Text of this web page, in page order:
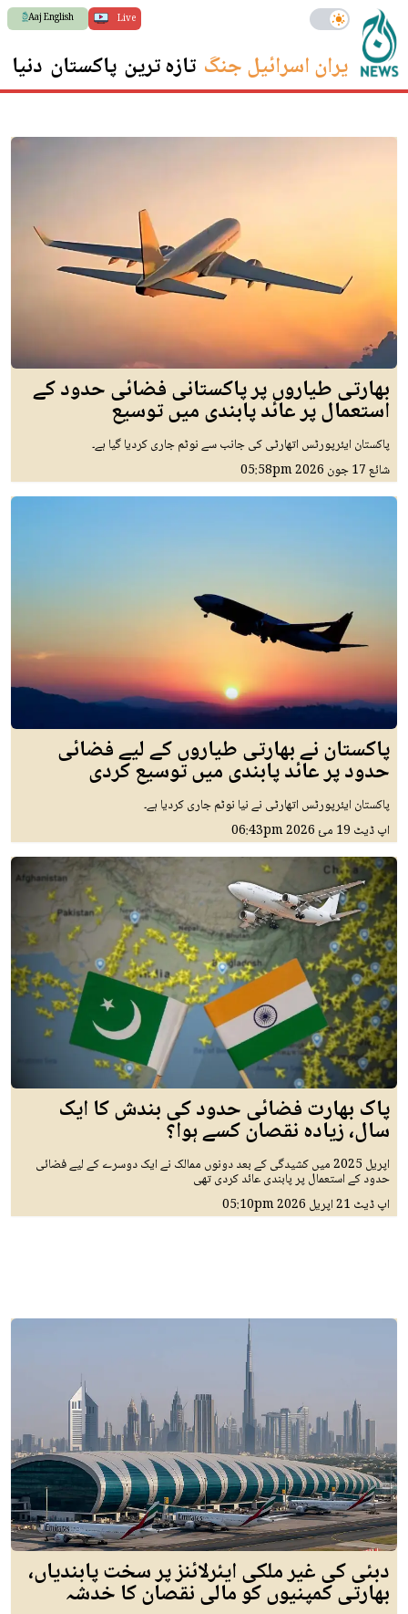
Live
Aaj English
ایران اسرائیل جنگ تازہ ترین پاکستان دنیا
بھارتی طیاروں پر پاکستانی فضائی حدود کے
استعمال پر عائد پابندی میں توسیع
پاکستان ایئرپورٹس اتھارٹی کی جانب سے نوٹم جاری کردیا گیا ہے۔
شائع17 جون 2026 05:58pm
پاکستان نے بھارتی طیاروں کے لیے فضائی
حدود پر عائد پابندی میں توسیع کردی
پاکستان ایئرپورٹس اتھارٹی نے نیا نوٹم جاری کردیا ہے۔
اپ ڈیٹ 19 مئ 2026 06:43pm
پاک بھارت فضائی حدود کی بندش کا ایک
سال، زیادہ نقصان کسے ہوا؟
اپریل 2025 میں کشیدگی کے بعد دونوں ممالک نے ایک دوسرے کے لیے فضائی
حدود کے استعمال پر پابندی عائد کردی تھی
اپ ڈیٹ 21 اپريل 2026 05:10pm
دبئی کی غیر ملکی ایئرلائنز پر سخت پابندیاں،
بھارتی کمپنیوں کو مالی نقصان کا خدشہ